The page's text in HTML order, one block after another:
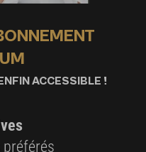
ACCESSIBLE !